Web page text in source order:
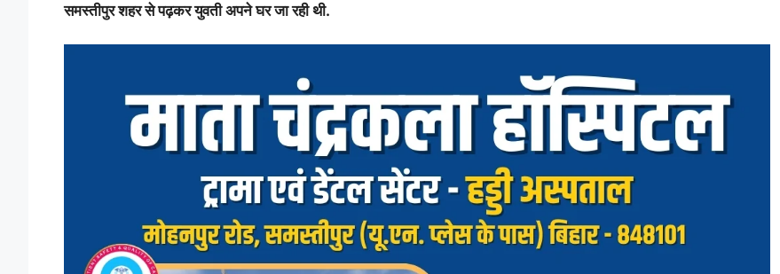
समस्तीपुर शहर से पढ़कर युवती अपने घर जा रही थी.